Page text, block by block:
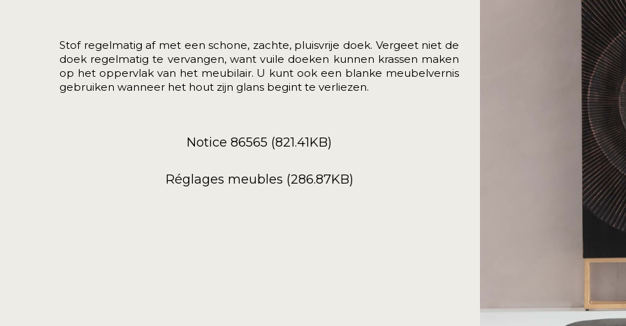
Stof regelmatig af met een schone, zachte, pluisvrije doek. Vergeet niet de
doek regelmatig te vervangen, want vuile doeken kunnen krassen maken
op het oppervlak van het meubilair. U kunt ook een blanke meubelvernis
gebruiken wanneer het hout zijn glans begint te verliezen.
Notice 86565 (821.41KB)
Réglages meubles (286.87KB)